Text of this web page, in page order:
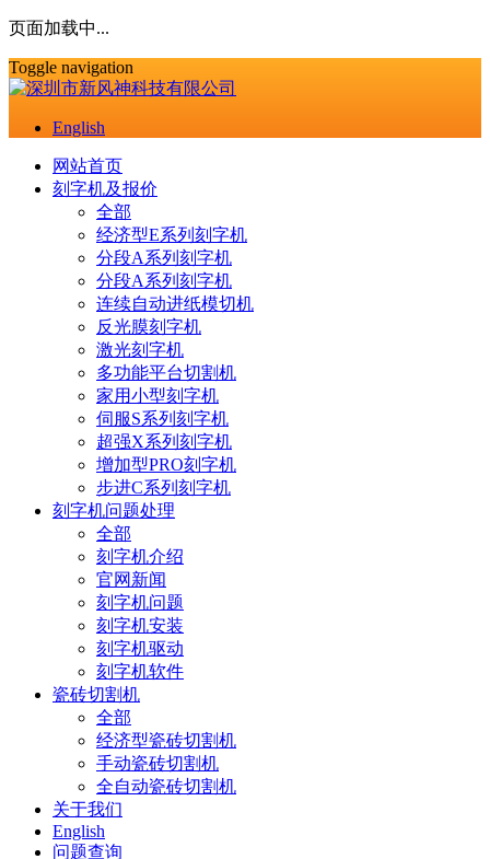
页面加载中...
Toggle navigation
English
网站首页
刻字机及报价
全部
经济型E系列刻字机
分段A系列刻字机
分段A系列刻字机
连续自动进纸模切机
反光膜刻字机
激光刻字机
多功能平台切割机
家用小型刻字机
伺服S系列刻字机
超强X系列刻字机
增加型PRO刻字机
步进C系列刻字机
刻字机问题处理
全部
刻字机介绍
官网新闻
刻字机问题
刻字机安装
刻字机驱动
刻字机软件
瓷砖切割机
全部
经济型瓷砖切割机
手动瓷砖切割机
全自动瓷砖切割机
关于我们
English
问题查询